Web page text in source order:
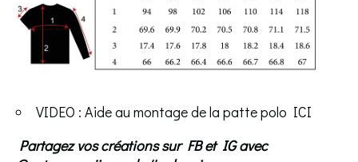
VIDEO : Aide au montage de la patte polo ICI
Partagezvos créations sur FB et IG avec